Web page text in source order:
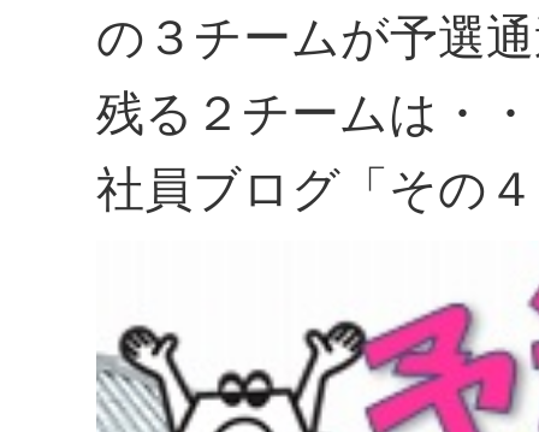
の３チームが予選
残る２チームは・
社員ブログ「その